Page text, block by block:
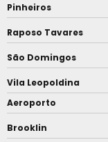
Pinheiros
Raposo Tavares
São Domingos
Vila Leopoldina
Aeroporto
Brooklin